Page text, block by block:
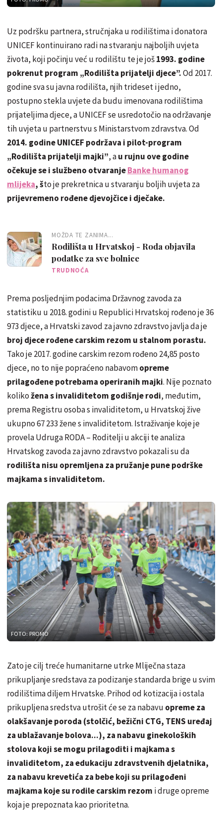
Uz podršku partnera, stručnjaka u rodilištima i donatora
UNICEF kontinuirano radi na stvaranju najboljih uvjeta
života, koji počinju već u rodilištu te je još1993. godine
pokrenut program „Rodilišta prijatelji djece”.Od 2017.
godine sva su javna rodilišta, njih trideset i jedno,
postupno stekla uvjete da budu imenovana rodilištima
prijateljima djece, a UNICEF se usredotočio na održavanje
tih uvjeta u partnerstvu s Ministarstvom zdravstva. Od
2014. godine UNICEF podržava i pilot-program
„Rodilišta prijatelji majki”, au rujnu ove godine
očekuje se i službeno otvaranjeBanke humanog
mlijeka, što je prekretnica u stvaranju boljih uvjeta za
prijevremeno rođene djevojčice i dječake.
MOŽDA TE ZANIMA...
Rodilišta u Hrvatskoj - Roda objavila
podatke za sve bolnice
TRUDNOĆA
Prema posljednjim podacima Državnog zavoda za
statistiku u 2018. godini u Republici Hrvatskoj rođeno je 36
973 djece, a Hrvatski zavod za javno zdravstvo javlja da je
broj djece rođene carskim rezom u stalnom porastu.
Tako je 2017. godine carskim rezom rođeno 24,85 posto
djece, no to nije popraćeno nabavomopreme
prilagođene potrebama operiranih majki. Nije poznato
kolikožena s invaliditetom godišnje rodi, međutim,
prema Registru osoba s invaliditetom, u Hrvatskoj žive
ukupno 67 233 žene s invaliditetom. Istraživanje koje je
provela Udruga RODA – Roditelji u akciji te analiza
Hrvatskog zavoda za javno zdravstvo pokazali su da
rodilišta nisu opremljena za pružanje pune podrške
majkama s invaliditetom.
FOTO: PROMO
Zato je cilj treće humanitarne utrke Mliječna staza
prikupljanje sredstava za podizanje standarda brige u svim
rodilištima diljem Hrvatske. Prihod od kotizacija i ostala
prikupljena sredstva utrošit će se za nabavu opreme za
olakšavanje poroda (stolčić, bežični CTG, TENS uređaj
za ublažavanje bolova...), za nabavu ginekoloških
stolova koji se mogu prilagoditi i majkama s
invaliditetom, za edukaciju zdravstvenih djelatnika,
za nabavu krevetića za bebe koji su prilagođeni
majkama koje su rodile carskim rezom i druge opreme
koja je prepoznata kao prioritetna.